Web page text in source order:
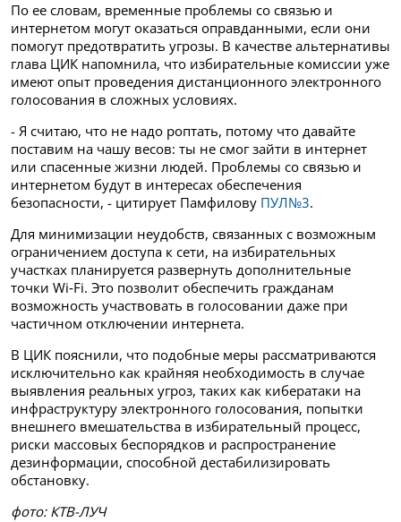
По ее словам, временные проблемы со связью и
интернетом могут оказаться оправданными, если они
помогут предотвратить угрозы. В качестве альтернативы
глава ЦИК напомнила, что избирательные комиссии уже
имеют опыт проведения дистанционного электронного
голосования в сложных условиях.
- Я считаю, что не надо роптать, потому что давайте
поставим на чашу весов: ты не смог зайти в интернет
или спасенные жизни людей. Проблемы со связью и
интернетом будут в интересах обеспечения
безопасности, - цитирует Памфилову ПУЛ№3.
Для минимизации неудобств, связанных с возможным
ограничением доступа к сети, на избирательных
участках планируется развернуть дополнительные
точки Wi‑Fi. Это позволит обеспечить гражданам
возможность участвовать в голосовании даже при
частичном отключении интернета.
В ЦИК пояснили, что подобные меры рассматриваются
исключительно как крайняя необходимость в случае
выявления реальных угроз, таких как кибератаки на
инфраструктуру электронного голосования, попытки
внешнего вмешательства в избирательный процесс,
риски массовых беспорядков и распространение
дезинформации, способной дестабилизировать
обстановку.
фото: КТВ-ЛУЧ